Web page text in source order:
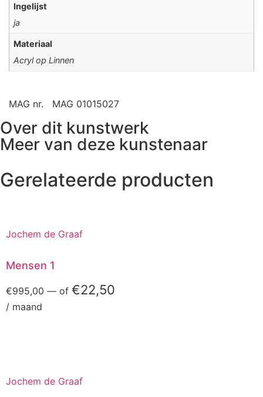
Ingelijst
ja
Materiaal
Acryl op Linnen
MAG nr. MAG 01015027
Over dit kunstwerk
Meer van deze kunstenaar
Gerelateerde producten
Jochem de Graaf
Mensen 1
€995,00 — of €22,50
/ maand
Jochem de Graaf